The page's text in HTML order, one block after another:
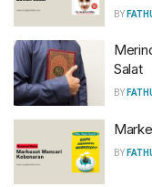
BY
Salat
BY
BY